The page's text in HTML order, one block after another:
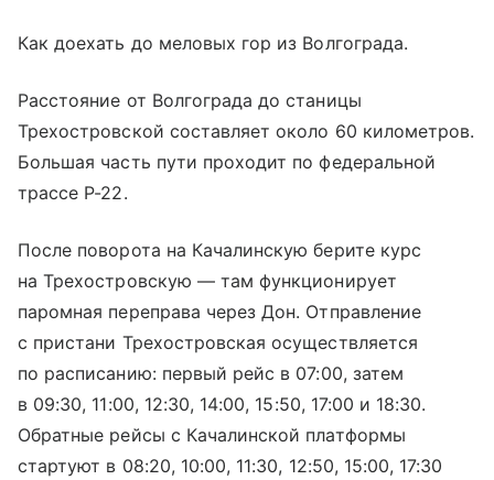
Как доехать до меловых гор из Волгограда.
Расстояние от Волгограда до станицы
Трехостровской составляет около 60 километров.
Большая часть пути проходит по федеральной
трассе Р-22.
После поворота на Качалинскую берите курс
на Трехостровскую — там функционирует
паромная переправа через Дон. Отправление
с пристани Трехостровская осуществляется
по расписанию: первый рейс в 07:00, затем
в 09:30, 11:00, 12:30, 14:00, 15:50, 17:00 и 18:30.
Обратные рейсы с Качалинской платформы
стартуют в 08:20, 10:00, 11:30, 12:50, 15:00, 17:30